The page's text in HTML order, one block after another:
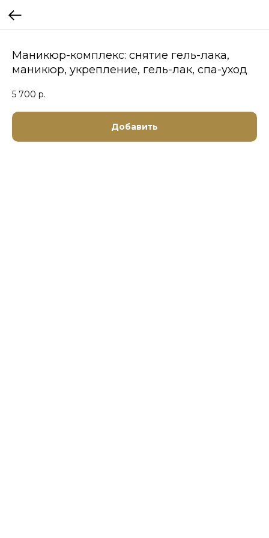
Маникюр-комплекс: снятие гель-лака,
маникюр, укрепление, гель-лак, спа-уход
5 700 р.
Добавить